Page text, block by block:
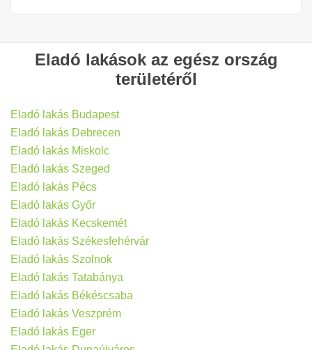
Eladó lakások az egész ország
területéről
Eladó lakás Budapest
Eladó lakás Debrecen
Eladó lakás Miskolc
Eladó lakás Szeged
Eladó lakás Pécs
Eladó lakás Győr
Eladó lakás Kecskemét
Eladó lakás Székesfehérvár
Eladó lakás Szolnok
Eladó lakás Tatabánya
Eladó lakás Békéscsaba
Eladó lakás Veszprém
Eladó lakás Eger